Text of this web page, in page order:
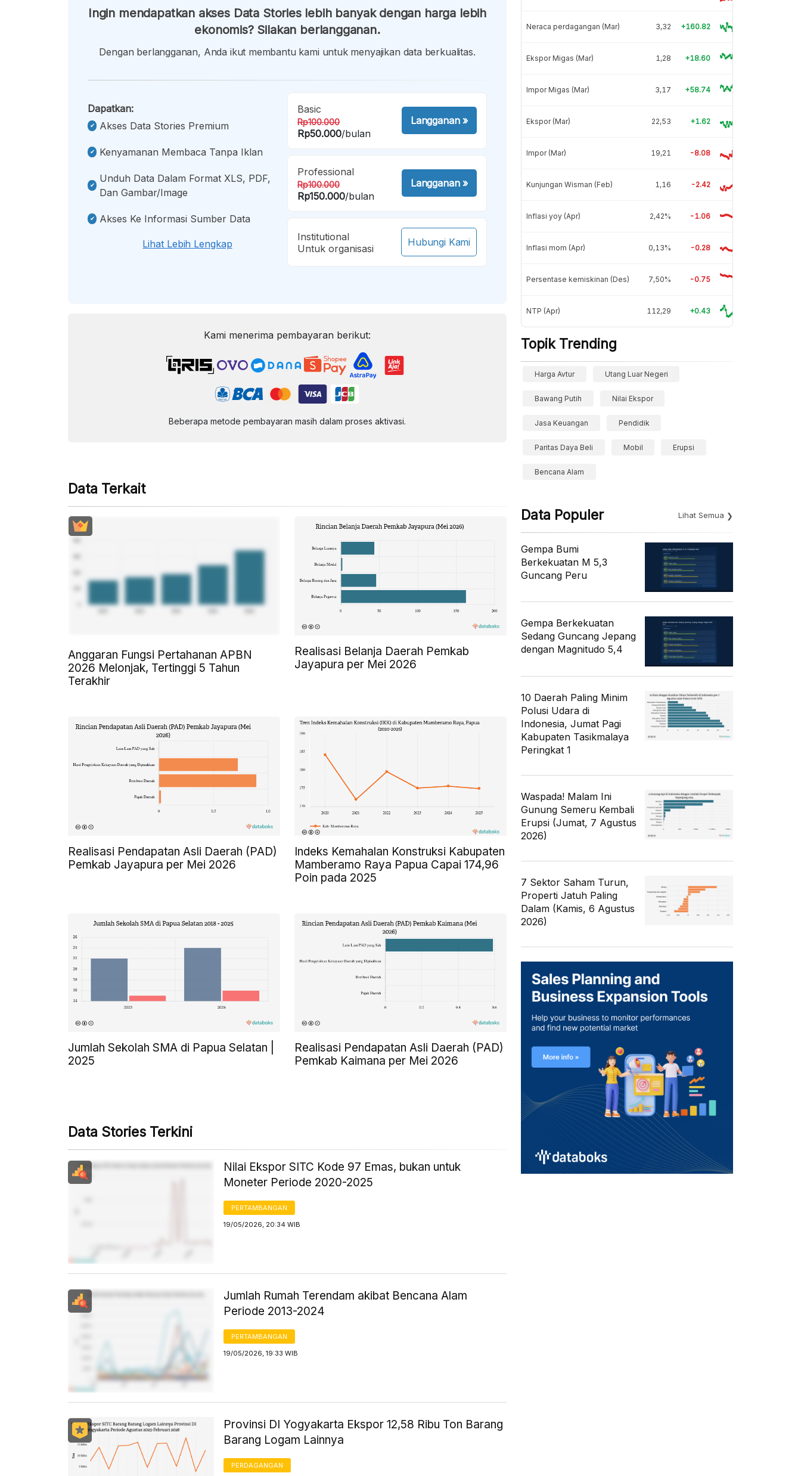
Ingin mendapatkan akses Data Stories lebih banyak dengan harga lebih
ekonomis? Silakan berlangganan.
Dengan berlangganan, Anda ikut membantu kami untuk menyajikan data berkualitas.
Dapatkan:
Akses Data Stories Premium
Kenyamanan Membaca Tanpa Iklan
Unduh Data Dalam Format XLS, PDF,
Dan Gambar/image
Akses Ke Informasi Sumber Data
Lihat Lebih Lengkap
Basic
Rp100.000
Rp50.000/bulan
Langganan»
Professional
Rp100.000
Rp150.000/bulan
Langganan»
Institutional
Untuk organisasi
Hubungi Kami
Kami menerima pembayaran berikut:
Beberapa metode pembayaran masih dalam proses aktivasi.
Data Terkait
Anggaran Fungsi Pertahanan APBN
2026 Melonjak, Tertinggi 5 Tahun
Terakhir
Realisasi Belanja Daerah Pemkab
Jayapura per Mei 2026
Realisasi Pendapatan Asli Daerah (PAD)
Pemkab Jayapura per Mei 2026
Indeks Kemahalan Konstruksi Kabupaten
Mamberamo Raya Papua Capai 174,96
Poin pada 2025
Jumlah Sekolah SMA di Papua Selatan |
2025
Realisasi Pendapatan Asli Daerah (PAD)
Pemkab Kaimana per Mei 2026
Data Stories Terkini
Nilai Ekspor SITC Kode 97 Emas, bukan untuk
Moneter Periode 2020-2025
PERTAMBANGAN
19/05/2026, 20:34 WIB
Jumlah Rumah Terendam akibat Bencana Alam
Periode 2013-2024
PERTAMBANGAN
19/05/2026, 19:33 WIB
Provinsi DI Yogyakarta Ekspor 12,58 Ribu Ton Barang
Barang Logam Lainnya
PERDAGANGAN
Neraca perdagangan (Mar) 3,32 +160.82
Ekspor Migas (Mar) 1,28 +18.60
Impor Migas (Mar) 3,17 +58.74
Ekspor (Mar) 22,53 +1.62
Impor (Mar) 19,21 -8.08
Kunjungan Wisman (Feb) 1,16 -2.42
Inflasi yoy (Apr) 2,42% -1.06
Inflasi mom (Apr) 0,13% -0.28
Persentase kemiskinan (Des) 7,50% -0.75
NTP (Apr) 112,29 +0.43
Topik Trending
Harga Avtur Utang Luar Negeri
Bawang Putih Nilai Ekspor
Jasa Keuangan Pendidik
Paritas Daya Beli Mobil Erupsi
Bencana Alam
Data Populer Lihat Semua
Gempa Bumi
Berkekuatan M 5,3
Guncang Peru
Gempa Berkekuatan
Sedang Guncang Jepang
dengan Magnitudo 5,4
10 Daerah Paling Minim
Polusi Udara di
Indonesia, Jumat Pagi
Kabupaten Tasikmalaya
Peringkat 1
Waspada! Malam Ini
Gunung Semeru Kembali
Erupsi (Jumat, 7 Agustus
2026)
7 Sektor Saham Turun,
Properti Jatuh Paling
Dalam (Kamis, 6 Agustus
2026)